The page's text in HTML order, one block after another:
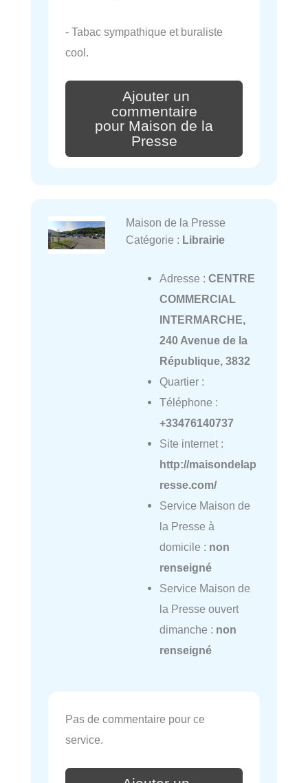
- Tabac sympathique et buraliste
cool.
Ajouter un
commentaire
pour Maison de la
Presse
Maison de la Presse
Catégorie : Librairie
Adresse : CENTRE
COMMERCIAL
INTERMARCHE,
240 Avenue de la
République, 3832
Quartier :
Téléphone :
+33476140737
Site internet :
http://maisondelap
resse.com/
Service Maison de
la Presse à
domicile : non
renseigné
Service Maison de
la Presse ouvert
dimanche : non
renseigné
Pas de commentaire pour ce
service.